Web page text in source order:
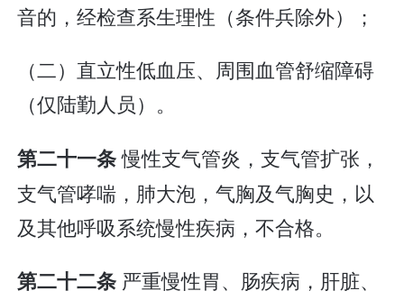
音的，经检查系生理性（条件兵除外）；
（二）直立性低血压、周围血管舒缩障碍
（仅陆勤人员）。
第二十一条慢性支气管炎，支气管扩张，
支气管哮喘，肺大泡，气胸及气胸史，以
及其他呼吸系统慢性疾病，不合格。
第二十二条 严重慢性胃、肠疾病，肝脏、